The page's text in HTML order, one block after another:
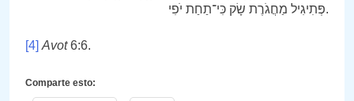
פְּתִיגִיל מַחֲגֹרֶת שָׂק כִּי־תַחַת יֹפִי.
[4] Avot6:6.
Comparte esto: